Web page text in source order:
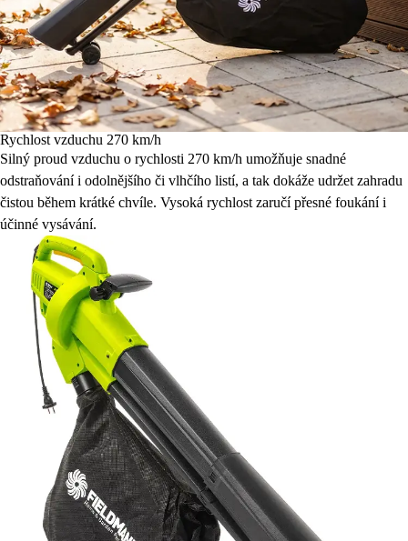
Rychlost vzduchu 270 km/h
Silný proud vzduchu o rychlosti 270 km/h umožňuje snadné
odstraňování i odolnějšího či vlhčího listí, a tak dokáže udržet zahradu
čistou během krátké chvíle. Vysoká rychlost zaručí přesné foukání i
účinné vysávání.